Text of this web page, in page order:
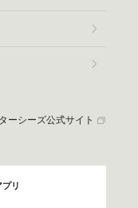
ーシーズ公式サイト
リ